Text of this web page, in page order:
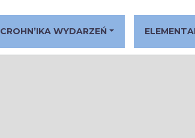
CROHN’IKA WYDARZEŃ